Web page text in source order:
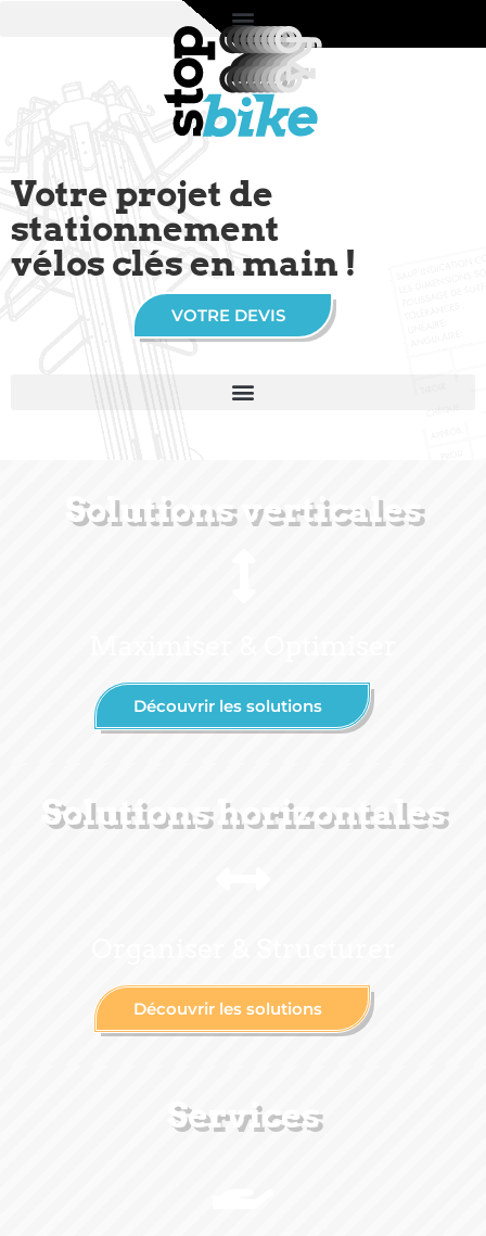
Votre projet de
stationnement
vélos clés en main !
VOTRE DEVIS
Solutions verticales
Découvrir les solutions
Solutions horizontales
Découvrir les solutions
Services